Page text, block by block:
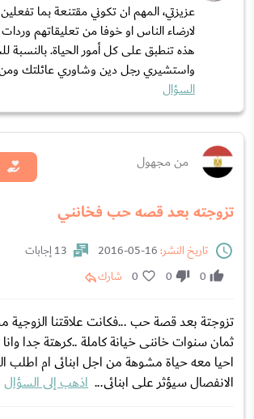
عزيزتي، المهم ان تكوني مقتنعة بما
لارضاء الناس او خوفا من تعليقاتهم
هذه تنطبق على كل أمور الحياة. بالنسبة
واستشيري رجل دين وشاوري عائلتك
السؤال
من مجهول
تزوجته بعد قصه حب فخانني
تاريخ النشر:
13 إجابات
0
0
0 شارك
تزوجتة بعد قصة حب ...فكانت علاقتنا الزوجية
ثمان سنوات خاننى خيانة كاملة ..كرهتة جدا
احيا معه حياة مشوهة من اجل ابنائى ام اطلب
الانفصال سيؤثر على ابنائى... اذهب إلى السؤال